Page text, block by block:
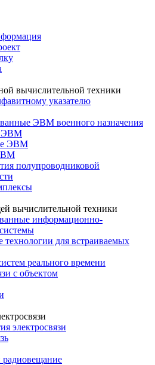
вычислительной техники
указателю
ЭВМ военного назначения
ЭВМ
ЭВМ
полупроводниковой
вычислительной техники
информационно-
для встраиваемых
реального времени
с объектом
электросвязи
радиовещание